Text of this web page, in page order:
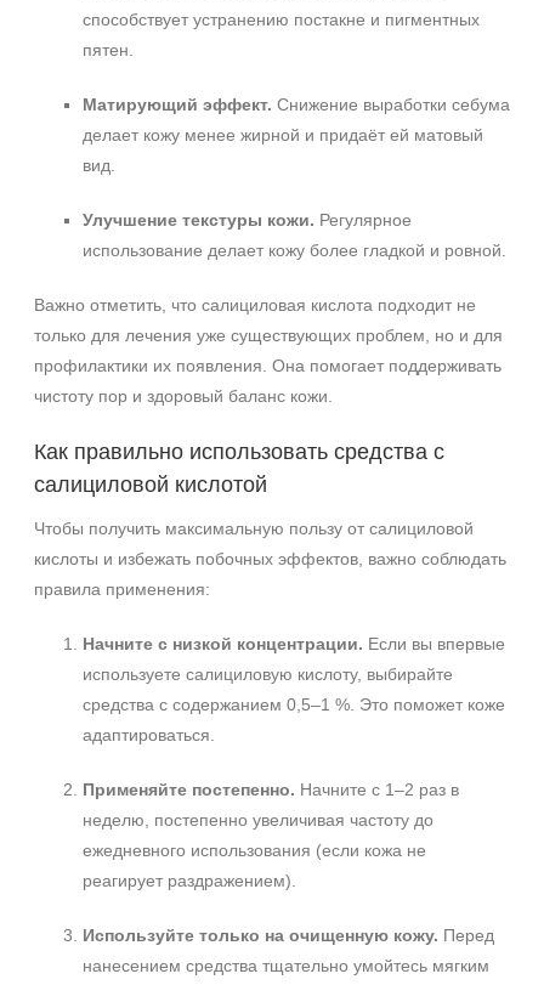
способствует устранению постакне и пигментных
пятен.
Матирующий эффект. Снижение выработки себума
делает кожу менее жирной и придаёт ей матовый
вид.
Улучшение текстуры кожи. Регулярное
использование делает кожу более гладкой и ровной.
Важно отметить, что салициловая кислота подходит не
только для лечения уже существующих проблем, но и для
профилактики их появления. Она помогает поддерживать
чистоту пор и здоровый баланс кожи.
Как правильно использовать средства с
салициловой кислотой
Чтобы получить максимальную пользу от салициловой
кислоты и избежать побочных эффектов, важно соблюдать
правила применения:
Начните с низкой концентрации. Если вы впервые
используете салициловую кислоту, выбирайте
средства с содержанием 0,5–1 %. Это поможет коже
адаптироваться.
Применяйте постепенно. Начните с 1–2 раз в
неделю, постепенно увеличивая частоту до
ежедневного использования (если кожа не
реагирует раздражением).
Используйте только на очищенную кожу. Перед
нанесением средства тщательно умойтесь мягким